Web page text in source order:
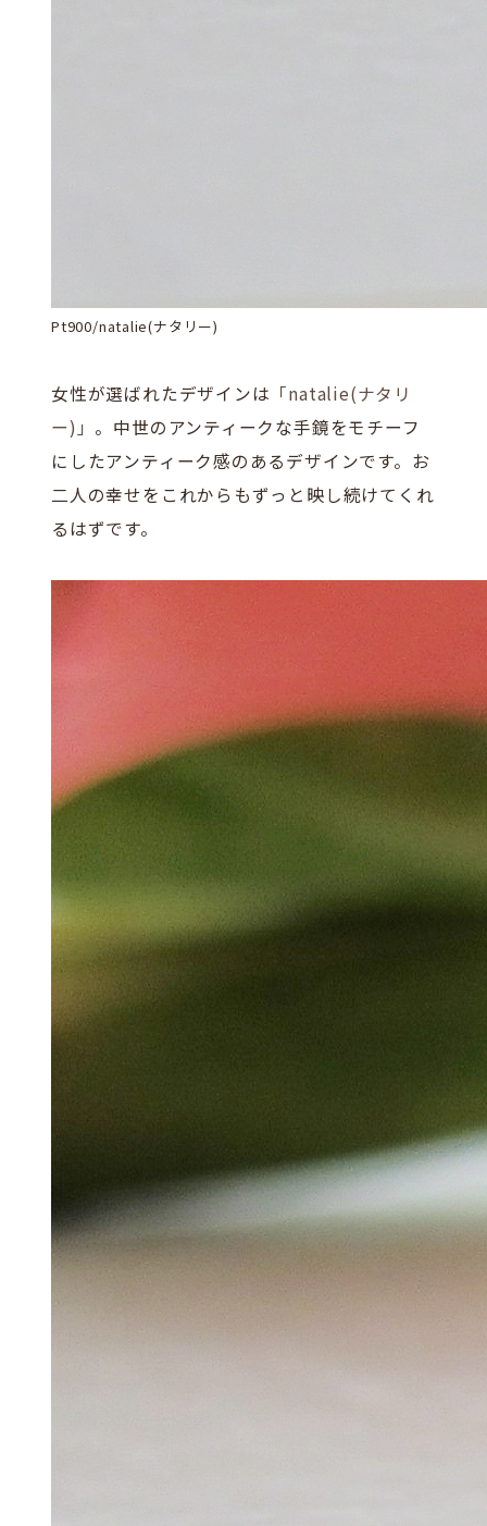
Pt900/natalie(ナタリー)
女性が選ばれたデザインは 「natalie(ナタリ
ー)」 。中世のアンティークな手鏡をモチーフ
にしたアンティーク感のあるデザインです。お
二人の幸せをこれからもずっと映し続けてくれ
るはずです。